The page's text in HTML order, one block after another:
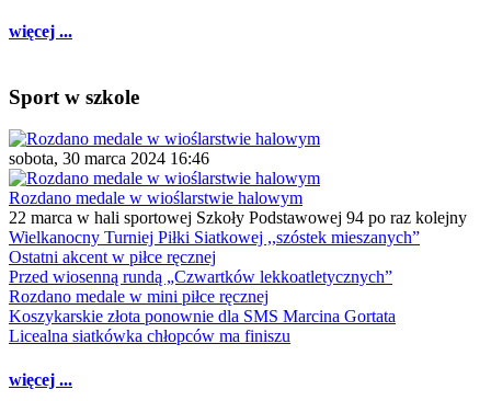
więcej ...
Sport w szkole
sobota, 30 marca 2024 16:46
Rozdano medale w wioślarstwie halowym
22 marca w hali sportowej Szkoły Podstawowej 94 po raz kolejny
Wielkanocny Turniej Piłki Siatkowej ,,szóstek mieszanych”
Ostatni akcent w piłce ręcznej
Przed wiosenną rundą „Czwartków lekkoatletycznych”
Rozdano medale w mini piłce ręcznej
Koszykarskie złota ponownie dla SMS Marcina Gortata
Licealna siatkówka chłopców ma finiszu
więcej ...